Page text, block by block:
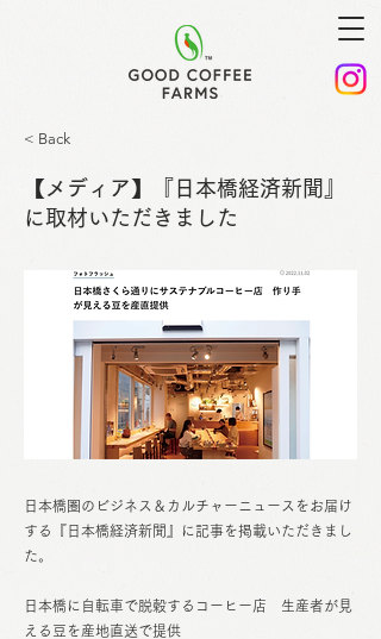
< Back
【メディア】『日本橋経済新聞』
に取材いただきました
日本橋圏のビジネス＆カルチャーニュースをお届け
する『日本橋経済新聞』に記事を掲載いただきまし
た。
日本橋に自転車で脱穀するコーヒー店 生産者が見
える豆を産地直送で提供